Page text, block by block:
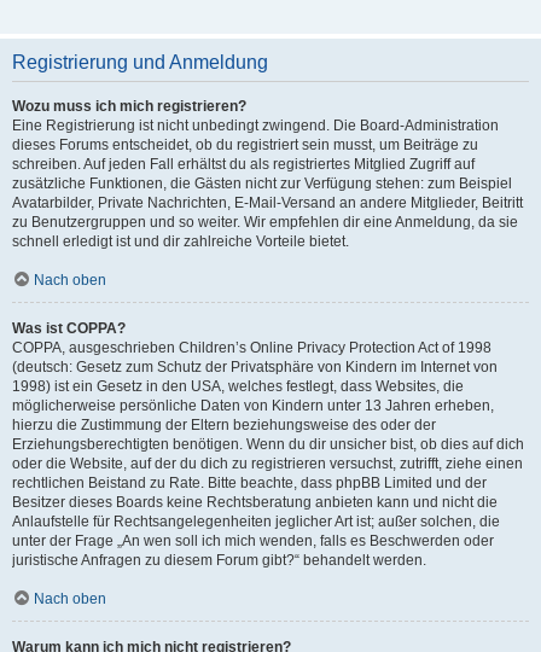
Registrierung und Anmeldung
Wozu muss ich mich registrieren?
Eine Registrierung ist nicht unbedingt zwingend. Die Board-Administration
dieses Forums entscheidet, ob du registriert sein musst, um Beiträge zu
schreiben. Auf jeden Fall erhältst du als registriertes Mitglied Zugriff auf
zusätzliche Funktionen, die Gästen nicht zur Verfügung stehen: zum Beispiel
Avatarbilder, Private Nachrichten, E-Mail-Versand an andere Mitglieder, Beitritt
zu Benutzergruppen und so weiter. Wir empfehlen dir eine Anmeldung, da sie
schnell erledigt ist und dir zahlreiche Vorteile bietet.
Nach oben
Was ist COPPA?
COPPA, ausgeschrieben Children’s Online Privacy Protection Act of 1998
(deutsch: Gesetz zum Schutz der Privatsphäre von Kindern im Internet von
1998) ist ein Gesetz in den USA, welches festlegt, dass Websites, die
möglicherweise persönliche Daten von Kindern unter 13 Jahren erheben,
hierzu die Zustimmung der Eltern beziehungsweise des oder der
Erziehungsberechtigten benötigen. Wenn du dir unsicher bist, ob dies auf dich
oder die Website, auf der du dich zu registrieren versuchst, zutrifft, ziehe einen
rechtlichen Beistand zu Rate. Bitte beachte, dass phpBB Limited und der
Besitzer dieses Boards keine Rechtsberatung anbieten kann und nicht die
Anlaufstelle für Rechtsangelegenheiten jeglicher Art ist; außer solchen, die
unter der Frage „An wen soll ich mich wenden, falls es Beschwerden oder
juristische Anfragen zu diesem Forum gibt?“ behandelt werden.
Nach oben
Warum kann ich mich nicht registrieren?